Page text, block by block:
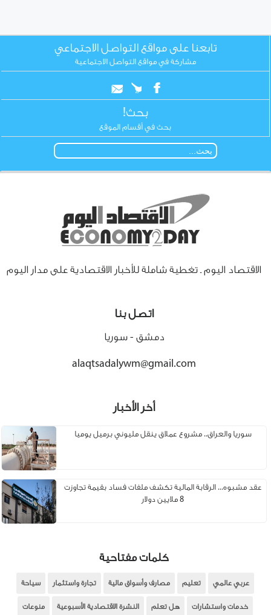
تابعنا على مواقع التواصل الاجتماعي
مشاركة في مواقع التواصل الاجتماعية
بحث!
بحث في أقسام الموقع
الاقتصاد اليوم ـ تغطية شاملة للأخبار الاقتصادية على مدار اليوم
اتصل بنا
دمشق - سوريا
alaqtsadalywm@gmail.com
أخر الأخبار
سوريا والعراق.. مشروع عملاق ينقل مليوني برميل يوميا
عقد مشبوه... الرقابة المالية تكشف ملفات فساد بقيمة تجاوزت
8 ملايين دولار
كلمات مفتاحية
عربي عالمي تعليم مصارف وأسواق مالية تجارة واستثمار سياحة
خدمات واستشارات هل تعلم النشرة الاقتصادية الأسبوعية منوعات